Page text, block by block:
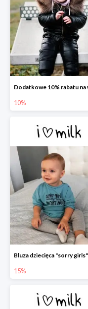
10%
Bluza dziecięca "sorry
15%